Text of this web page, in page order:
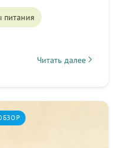
питания
Читать далее
about Мозамбик: